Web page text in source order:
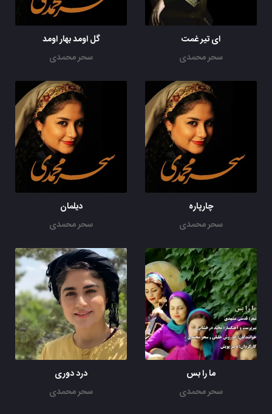
ای تیر غمت
سحر محمدی
گل اومد بهار اومد
سحر محمدی
چارپاره
سحر محمدی
دیلمان
سحر محمدی
ما را بس
سحر محمدی
درد دوری
سحر محمدی